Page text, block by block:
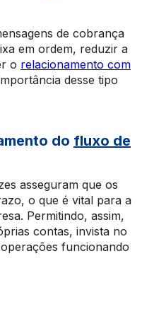
de cobrança
em ordem, reduzir a
o relacionamento com
desse tipo
do fluxo de
asseguram que os
o que é vital para a
Permitindo, assim,
contas, invista no
funcionando